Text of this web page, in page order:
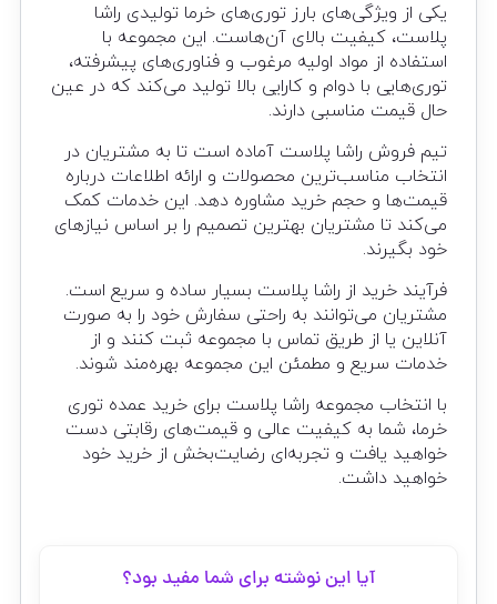
یکی از ویژگی‌های بارز توری‌های خرما تولیدی راشا
پلاست، کیفیت بالای آن‌هاست. این مجموعه با
استفاده از مواد اولیه مرغوب و فناوری‌های پیشرفته،
توری‌هایی با دوام و کارایی بالا تولید می‌کند که در عین
حال قیمت مناسبی دارند.
تیم فروش راشا پلاست آماده است تا به مشتریان در
انتخاب مناسب‌ترین محصولات و ارائه اطلاعات درباره
قیمت‌ها و حجم خرید مشاوره دهد. این خدمات کمک
می‌کند تا مشتریان بهترین تصمیم را بر اساس نیازهای
خود بگیرند.
فرآیند خرید از راشا پلاست بسیار ساده و سریع است.
مشتریان می‌توانند به راحتی سفارش خود را به صورت
آنلاین یا از طریق تماس با مجموعه ثبت کنند و از
خدمات سریع و مطمئن این مجموعه بهره‌مند شوند.
با انتخاب مجموعه راشا پلاست برای خرید عمده توری
خرما، شما به کیفیت عالی و قیمت‌های رقابتی دست
خواهید یافت و تجربه‌ای رضایت‌بخش از خرید خود
خواهید داشت.
آیا این نوشته برای شما مفید بود؟